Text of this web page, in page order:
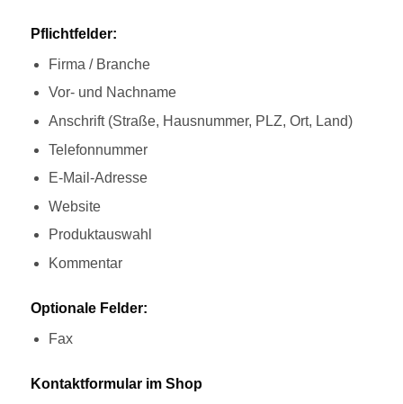
Pflichtfelder:
Firma / Branche
Vor- und Nachname
Anschrift (Straße, Hausnummer, PLZ, Ort, Land)
Telefonnummer
E-Mail-Adresse
Website
Produktauswahl
Kommentar
Optionale Felder:
Fax
Kontaktformular im Shop